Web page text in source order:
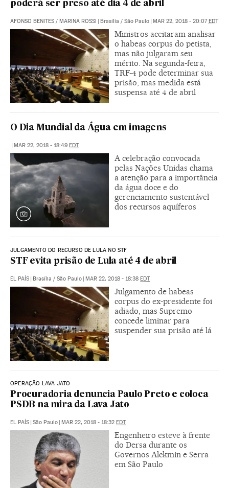
poderá ser preso até dia 4 de abril
AFONSO BENITES / MARINA ROSSI Brasília / São Paulo MAR 22, 2018 - 20:07 EDT
Ministros aceitaram analisar
o habeas corpus do petista,
mas não julgaram seu
mérito. Na segunda-feira,
TRF-4 pode determinar sua
prisão, mas medida está
suspensa até 4 de abril
O Dia Mundial da Água em imagens
MAR 22, 2018 - 18:49 EDT
A celebração convocada
pelas Nações Unidas chama
a atenção para a importância
da água doce e do
gerenciamento sustentável
dos recursos aquíferos
JULGAMENTO DO RECURSO DE LULA NO STF
STF evita prisão de Lula até 4 de abril
EL PAÍS | Brasília / São Paulo | MAR 22, 2018 - 18:38 EDT
Julgamento de habeas
corpus do ex-presidente foi
adiado, mas Supremo
concede liminar para
suspender sua prisão até lá
OPERAÇÃO LAVA JATO
Procuradoria denuncia Paulo Preto e coloca
PSDB na mira da Lava Jato
EL PAÍS | São Paulo | MAR 22, 2018 - 18:32 EDT
Engenheiro esteve à frente
do Dersa durante os
Governos Alckmin e Serra
em São Paulo